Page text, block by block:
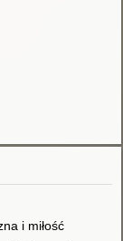
i pisaniu:
i miłość